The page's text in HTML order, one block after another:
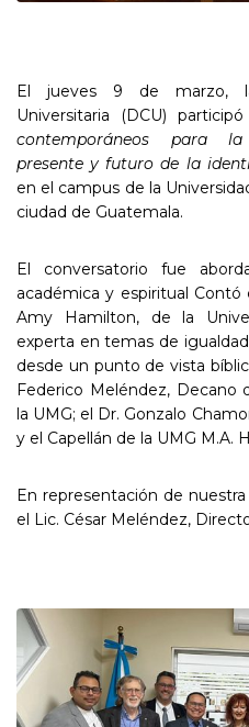
El jueves 9 de marzo,
Universitaria (DCU)
contemporáneos para
presente y futuro de la
en el campus de la
ciudad de Guatemala.
El conversatorio fue
académica y espiritual Contó
Amy Hamilton, de la
experta en temas de
desde un punto de vista
Federico Meléndez, Decano
la UMG; el Dr. Gonzalo
y el Capellán de la UMG M.A.
En representación de
el Lic. César Meléndez,